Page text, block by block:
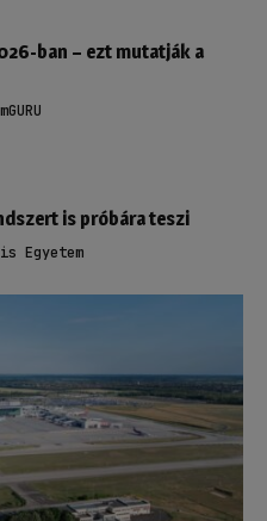
ban – ezt mutatják a
is próbára teszi
Egyetem